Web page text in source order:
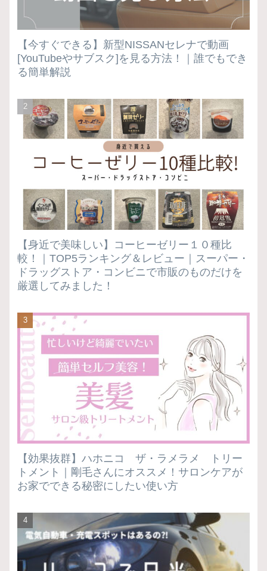
【今すぐできる】新型NISSANセレナで動画
[YouTubeやサブスク]を見る方法！｜誰でもでき
る簡単解説
【身近で美味しい】コーヒーゼリー１０種比
較！｜TOP5ランキング＆レビュー｜スーパー・
ドラッグストア・コンビニで市販のものだけを
厳選してみました！
【効果抜群】ハホニコ ザ・ラメラメ トリー
トメント｜剛毛さんにオススメ！サロンケアが
お家でできる秘密にしたい使い方